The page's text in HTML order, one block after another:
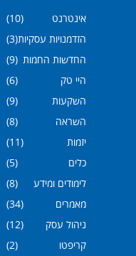
אינטרנט
(10)
הזדמנויות עסקיות(3)
החדשות החמות (9)
היי טק
(6)
השקעות
(9)
השראה
(8)
יזמות
(11)
כלים
(5)
לימודים ומידע
(8)
מאמרים
(34)
ניהול עסק
(12)
קריפטו
(2)